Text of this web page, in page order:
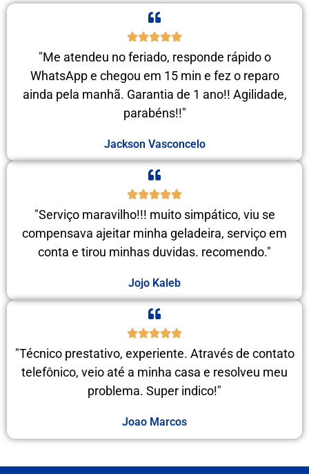
"Me atendeu no feriado, responde rápido o
WhatsApp e chegou em 15 min e fez o reparo
ainda pela manhã. Garantia de 1 ano!! Agilidade,
parabéns!!"
Jackson Vasconcelo
"Serviço maravilho!!! muito simpático, viu se
compensava ajeitar minha geladeira, serviço em
conta e tirou minhas duvidas. recomendo."
Jojo Kaleb
"Técnico prestativo, experiente. Através de contato
telefônico, veio até a minha casa e resolveu meu
problema. Super indico!"
Joao Marcos